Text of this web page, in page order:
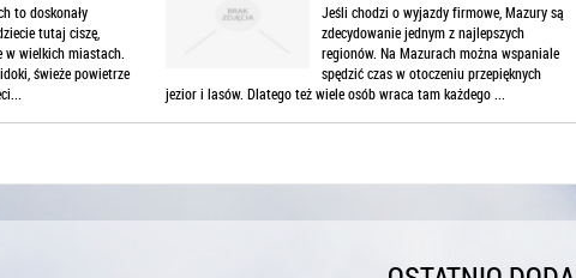
to doskonały
tutaj ciszę,
w wielkich miastach.
świeże powietrze
Jeśli chodzi o wyjazdy firmowe, Mazury są
zdecydowanie jednym z najlepszych
regionów. Na Mazurach można wspaniale
spędzić czas w otoczeniu przepięknych
jezior i lasów. Dlatego też wiele osób wraca tam każdego ...